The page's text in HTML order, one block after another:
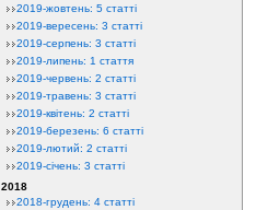
2019-жовтень: 5 статті
2019-вересень: 3 статті
2019-серпень: 3 статті
2019-липень: 1 стаття
2019-червень: 2 статті
2019-травень: 3 статті
2019-квітень: 2 статті
2019-березень: 6 статті
2019-лютий: 2 статті
2019-січень: 3 статті
2018
2018-грудень: 4 статті